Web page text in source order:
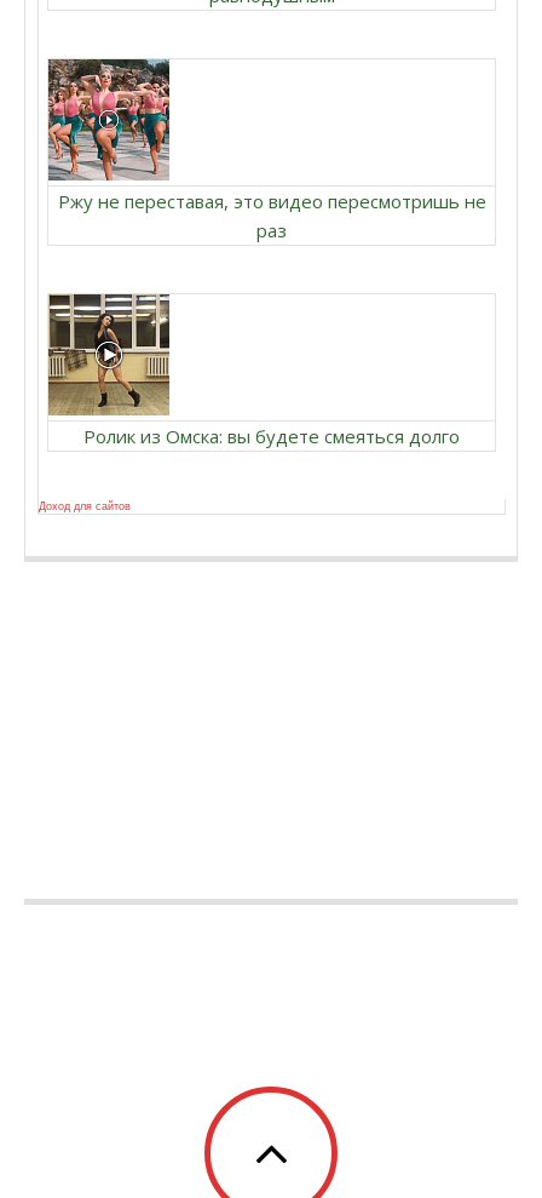
Ржу не переставая, это видео пересмотришь не
раз
Ролик из Омска: вы будете смеяться долго
Доход для сайтов